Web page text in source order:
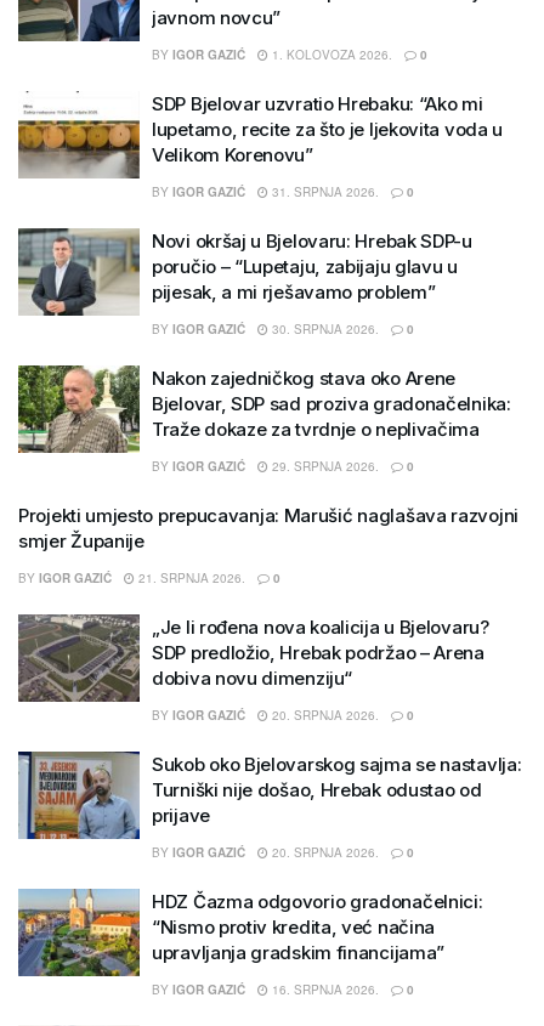
javnom novcu”
BY IGOR GAZIĆ 1. KOLOVOZA 2026. 0
SDP Bjelovar uzvratio Hrebaku: “Ako mi
lupetamo, recite za što je ljekovita voda u
Velikom Korenovu”
BY IGOR GAZIĆ 31. SRPNJA 2026. 0
Novi okršaj u Bjelovaru: Hrebak SDP-u
poručio – “Lupetaju, zabijaju glavu u
pijesak, a mi rješavamo problem”
BY IGOR GAZIĆ 30. SRPNJA 2026. 0
Nakon zajedničkog stava oko Arene
Bjelovar, SDP sad proziva gradonačelnika:
Traže dokaze za tvrdnje o neplivačima
BY IGOR GAZIĆ 29. SRPNJA 2026. 0
Projekti umjesto prepucavanja: Marušić naglašava razvojni
smjer Županije
BY IGOR GAZIĆ 21. SRPNJA 2026. 0
„Je li rođena nova koalicija u Bjelovaru?
SDP predložio, Hrebak podržao – Arena
dobiva novu dimenziju“
BY IGOR GAZIĆ 20. SRPNJA 2026. 0
Sukob oko Bjelovarskog sajma se nastavlja:
Turniški nije došao, Hrebak odustao od
prijave
BY IGOR GAZIĆ 20. SRPNJA 2026. 0
HDZ Čazma odgovorio gradonačelnici:
“Nismo protiv kredita, već načina
upravljanja gradskim financijama”
BY IGOR GAZIĆ 16. SRPNJA 2026. 0